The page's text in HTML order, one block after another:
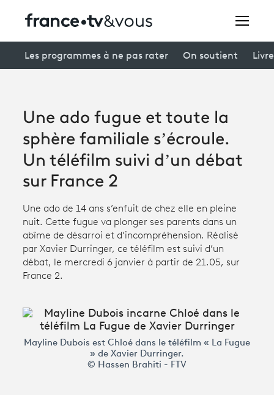
connexion
Avantages fidélité
Creators
À la une
Participer et assister à une émission
À votre écoute
Productions et innovation
Programme tv
Les programmes à ne pas rater On soutient
Une ado fugue et toute la
sphère familiale s’écroule.
Un téléfilm suivi d’un débat
sur France 2
Une ado de 14 ans s’enfuit de chez elle en pleine
nuit. Cette fugue va plonger ses parents dans un
abîme de désarroi et d’incompréhension. Réalisé
par Xavier Durringer, ce téléfilm est suivi d’un
débat, le mercredi 6 janvier à partir de 21.05, sur
France 2.
Mayline Dubois est Chloé dans le téléfilm « La Fugue
» de Xavier Durringer.
© Hassen Brahiti - FTV